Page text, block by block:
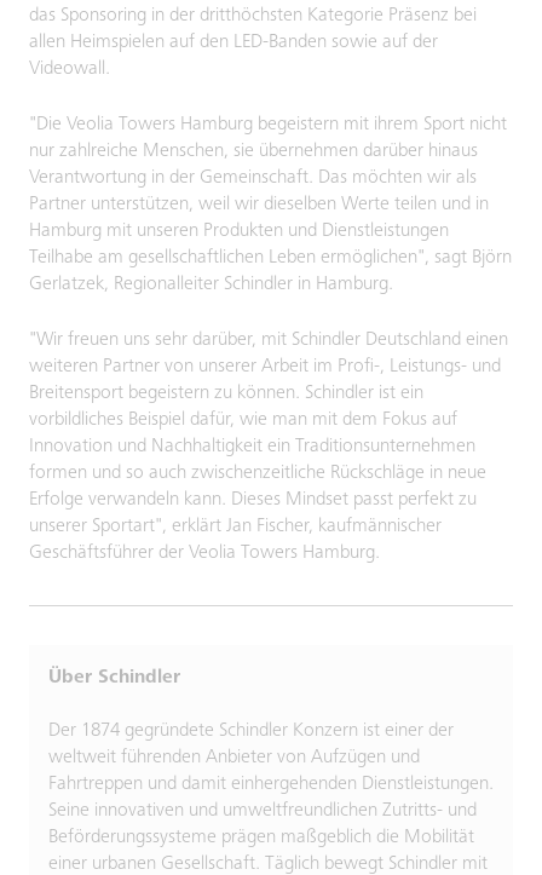
das Sponsoring in der dritthöchsten Kategorie Präsenz bei
allen Heimspielen auf den LED-Banden sowie auf der
Videowall.
"Die Veolia Towers Hamburg begeistern mit ihrem Sport nicht
nur zahlreiche Menschen, sie übernehmen darüber hinaus
Verantwortung in der Gemeinschaft. Das möchten wir als
Partner unterstützen, weil wir dieselben Werte teilen und in
Hamburg mit unseren Produkten und Dienstleistungen
Teilhabe am gesellschaftlichen Leben ermöglichen", sagt Björn
Gerlatzek, Regionalleiter Schindler in Hamburg.
"Wir freuen uns sehr darüber, mit Schindler Deutschland einen
weiteren Partner von unserer Arbeit im Profi-, Leistungs- und
Breitensport begeistern zu können. Schindler ist ein
vorbildliches Beispiel dafür, wie man mit dem Fokus auf
Innovation und Nachhaltigkeit ein Traditionsunternehmen
formen und so auch zwischenzeitliche Rückschläge in neue
Erfolge verwandeln kann. Dieses Mindset passt perfekt zu
unserer Sportart", erklärt Jan Fischer, kaufmännischer
Geschäftsführer der Veolia Towers Hamburg.
Über Schindler
Der 1874 gegründete Schindler Konzern ist einer der
weltweit führenden Anbieter von Aufzügen und
Fahrtreppen und damit einhergehenden Dienstleistungen.
Seine innovativen und umweltfreundlichen Zutritts- und
Beförderungssysteme prägen maßgeblich die Mobilität
einer urbanen Gesellschaft. Täglich bewegt Schindler mit